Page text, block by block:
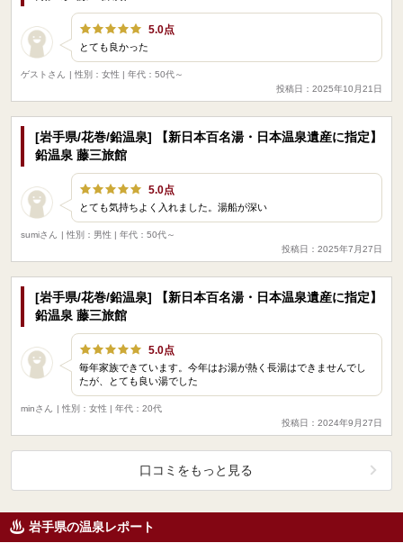
5.0点
とても良かった
ゲストさん
| 性別：女性 | 年代：50代～
投稿日：2025年10月21日
[岩手県/花巻/鉛温泉] 【新日本百名湯・日本温泉遺産に指定】
鉛温泉 藤三旅館
5.0点
とても気持ちよく入れました。湯船が深い
sumiさん
| 性別：男性 | 年代：50代～
投稿日：2025年7月27日
[岩手県/花巻/鉛温泉] 【新日本百名湯・日本温泉遺産に指定】
鉛温泉 藤三旅館
5.0点
毎年家族できています。今年はお湯が熱く長湯はできませんでし
たが、とても良い湯でした
minさん
| 性別：女性 | 年代：20代
投稿日：2024年9月27日
口コミをもっと見る
岩手県の温泉レポート